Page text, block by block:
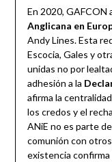
En 2020, GAFCON
Anglicana en
Andy Lines. Esta
Escocia, Gales y
unidas no por
adhesión a la
afirma la
los credos y el
ANiE no es parte
comunión con
existencia